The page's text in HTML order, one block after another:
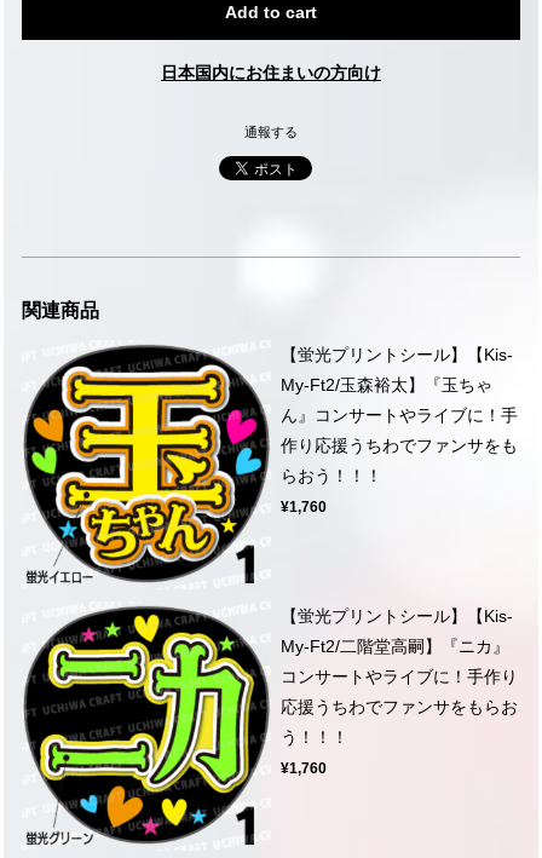
Add to cart
日本国内にお住まいの方向け
通報する
関連商品
【蛍光プリントシール】【Kis-
My-Ft2/玉森裕太】『玉ちゃ
ん』コンサートやライブに！手
作り応援うちわでファンサをも
らおう！！！
¥1,760
【蛍光プリントシール】【Kis-
My-Ft2/二階堂高嗣】『ニカ』
コンサートやライブに！手作り
応援うちわでファンサをもらお
う！！！
¥1,760